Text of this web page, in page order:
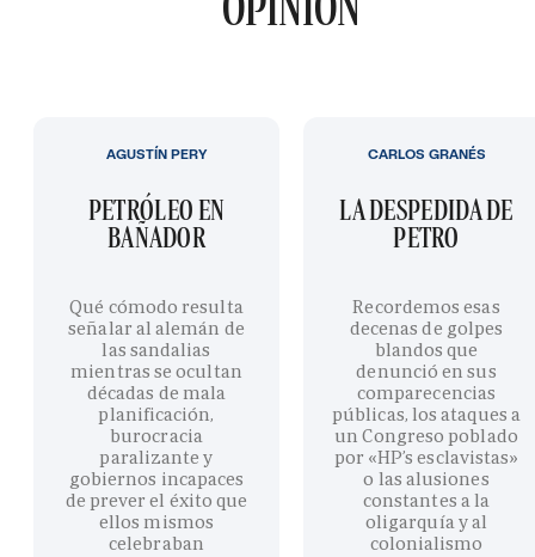
PETRÓLEO EN
BAÑADOR
Qué cómodo resulta
señalar al alemán de
las sandalias
mientras se ocultan
décadas de mala
planificación,
burocracia
paralizante y
gobiernos incapaces
de prever el éxito que
ellos mismos
celebraban
AGUSTÍN PERY
LA DESPEDIDA DE
PETRO
Recordemos esas
decenas de golpes
blandos que
denunció en sus
comparecencias
públicas, los ataques a
un Congreso poblado
por «HP’s esclavistas»
o las alusiones
constantes a la
oligarquía y al
colonialismo
CARLOS GRANÉS